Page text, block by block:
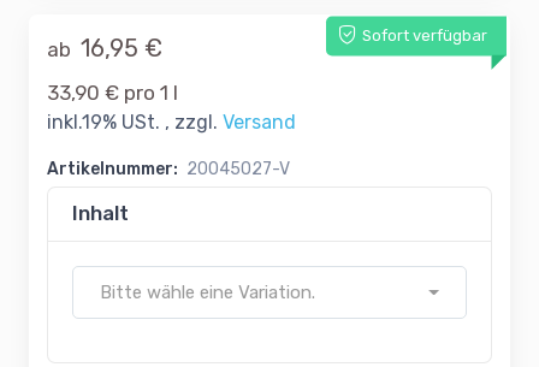
Sofort verfügbar
ab 16,95 €
33,90 € pro 1 l
inkl.19% USt. , zzgl. Versand
Artikelnummer: 20045027-V
Inhalt
Bitte wähle eine Variation.